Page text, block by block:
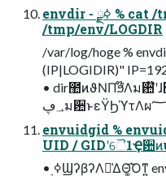
envdir - ࣮ߦྫ % cat /tmp/env/IP 192.168.1.1 % cat
/tmp/env/LOGDIR
/var/log/hoge %
(IP|LOGIDIR)"
• dir಺ͷϑΝΠϧ໊Λม਺໊
envuidgid %
UID /
• ࣮ߦϢʔβʔΛม͑ΔΘ͚͡Όͳ͍ envuidgid www-data env |egrep "